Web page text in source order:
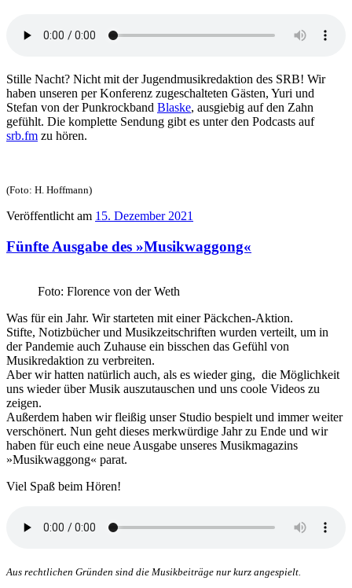
Stille Nacht? Nicht mit der Jugendmusikredaktion des SRB! Wir
haben unseren per Konferenz zugeschalteten Gästen, Yuri und
Stefan von der Punkrockband Blaske, ausgiebig auf den Zahn
gefühlt. Die komplette Sendung gibt es unter den Podcasts auf
srb.fm zu hören.
(Foto: H. Hoffmann)
Veröffentlicht am 15. Dezember 2021
Fünfte Ausgabe des »Musikwaggong«
Foto: Florence von der Weth
Was für ein Jahr. Wir starteten mit einer Päckchen-Aktion.
Stifte, Notizbücher und Musikzeitschriften wurden verteilt, um in
der Pandemie auch Zuhause ein bisschen das Gefühl von
Musikredaktion zu verbreiten.
Aber wir hatten natürlich auch, als es wieder ging, die Möglichkeit
uns wieder über Musik auszutauschen und uns coole Videos zu
zeigen.
Außerdem haben wir fleißig unser Studio bespielt und immer weiter
verschönert. Nun geht dieses merkwürdige Jahr zu Ende und wir
haben für euch eine neue Ausgabe unseres Musikmagazins
»Musikwaggong« parat.
Viel Spaß beim Hören!
Aus rechtlichen Gründen sind die Musikbeiträge nur kurz angespielt.